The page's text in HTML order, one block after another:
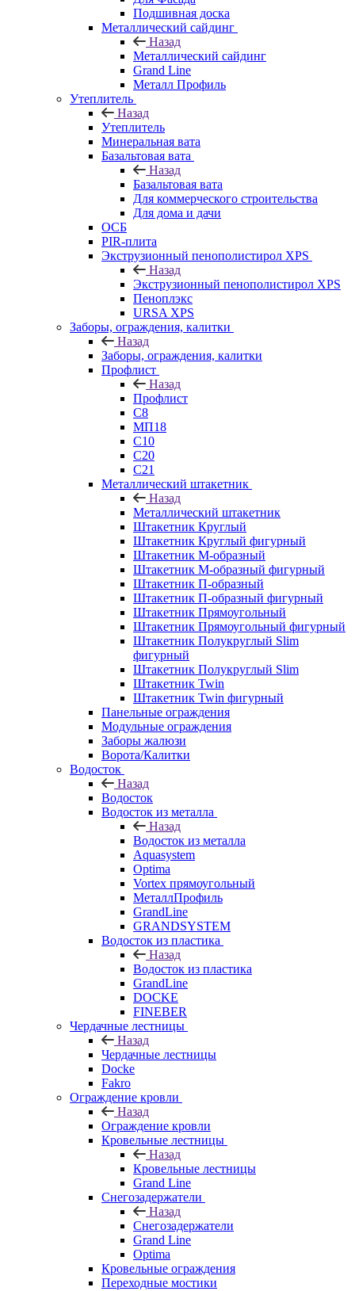
Подшивная доска
Металлический сайдинг
Назад
Металлический сайдинг
Grand Line
Металл Профиль
Утеплитель
Назад
Утеплитель
Минеральная вата
Базальтовая вата
Назад
Базальтовая вата
Для коммерческого строительства
Для дома и дачи
ОСБ
PIR-плита
Экструзионный пенополистирол XPS
Назад
Экструзионный пенополистирол XPS
Пеноплэкс
URSA XPS
Заборы, ограждения, калитки
Назад
Заборы, ограждения, калитки
Профлист
Назад
Профлист
С8
МП18
С10
С20
С21
Металлический штакетник
Назад
Металлический штакетник
Штакетник Круглый
Штакетник Круглый фигурный
Штакетник М-образный
Штакетник М-образный фигурный
Штакетник П-образный
Штакетник П-образный фигурный
Штакетник Прямоугольный
Штакетник Прямоугольный фигурный
Штакетник Полукруглый Slim
фигурный
Штакетник Полукруглый Slim
Штакетник Twin
Штакетник Twin фигурный
Панельные ограждения
Модульные ограждения
Заборы жалюзи
Ворота/Калитки
Водосток
Назад
Водосток
Водосток из металла
Назад
Водосток из металла
Aquasystem
Optima
Vortex прямоугольный
МеталлПрофиль
GrandLine
GRANDSYSTEM
Водосток из пластика
Назад
Водосток из пластика
GrandLine
DOCKE
FINEBER
Чердачные лестницы
Назад
Чердачные лестницы
Docke
Fakro
Ограждение кровли
Назад
Ограждение кровли
Кровельные лестницы
Назад
Кровельные лестницы
Grand Line
Снегозадержатели
Назад
Снегозадержатели
Grand Line
Optima
Кровельные ограждения
Переходные мостики